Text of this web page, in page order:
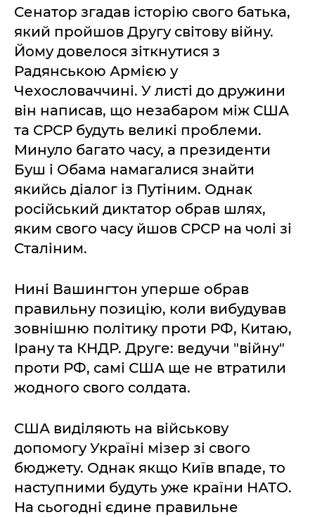
Сенатор згадав історію свого батька,
який пройшов Другу світову війну.
Йому довелося зіткнутися з
Радянською Армією у
Чехословаччині. У листі до дружини
він написав, що незабаром між США
та СРСР будуть великі проблеми.
Минуло багато часу, а президенти
Буш і Обама намагалися знайти
якийсь діалог із Путіним. Однак
російський диктатор обрав шлях,
яким свого часу йшов СРСР на чолі зі
Сталіним.
Нині Вашингтон уперше обрав
правильну позицію, коли вибудував
зовнішню політику проти РФ, Китаю,
Ірану та КНДР. Друге: ведучи "війну"
проти РФ, самі США ще не втратили
жодного свого солдата.
США виділяють на військову
допомогу Україні мізер зі свого
бюджету. Однак якщо Київ впаде, то
наступними будуть уже країни НАТО.
На сьогодні єдине правильне